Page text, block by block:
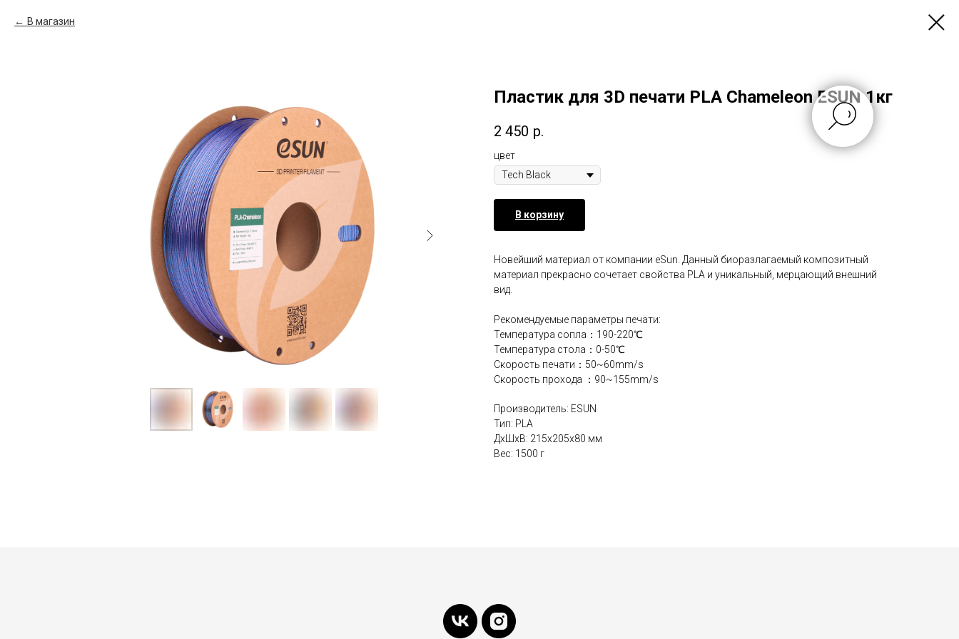
В магазин
Пластик для 3D печати PLA Chameleon ESUN 1кг
2 450 р.
цвет
В корзину
Новейший материал от компании eSun. Данный биоразлагаемый композитный
материал прекрасно сочетает свойства PLA и уникальный, мерцающий внешний
вид.
Рекомендуемые параметры печати:
Температура сопла：190-220℃
Температура стола：0-50℃
Скорость печати：50~60mm/s
Скорость прохода ：90~155mm/s
Производитель: ESUN
Тип: PLA
ДxШxВ: 215x205x80 мм
Вес: 1500 г